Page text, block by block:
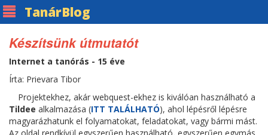
TanárBlog
Készítsünk útmutatót
Internet a tanórás - 15 éve
Írta: Prievara Tibor
Projektekhez, akár webquest-ekhez is kiválóan használható a
Tildee alkalmazása (ITT TALÁLHATÓ), ahol lépésről lépésre
magyarázhatunk el folyamatokat, feladatokat, vagy bármi mást.